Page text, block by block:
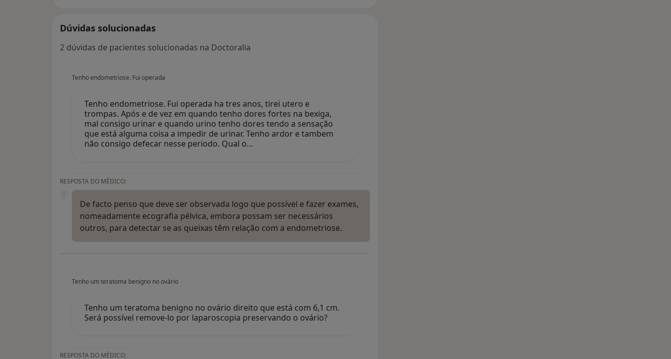
Dúvidas solucionadas
2 dúvidas de pacientes solucionadas na Doctoralia
Tenho endometriose. Fui operada
Tenho endometriose. Fui operada ha tres anos, tirei utero e
trompas. Após e de vez em quando tenho dores fortes na bexiga,
mal consigo urinar e quando urino tenho dores tendo a sensação
que está alguma coisa a impedir de urinar. Tenho ardor e tambem
não consigo defecar nesse periodo. Qual o…
RESPOSTA DO MÉDICO:
De facto penso que deve ser observada logo que possível e fazer exames,
nomeadamente ecografia pélvica, embora possam ser necessários
outros, para detectar se as queixas têm relação com a endometriose.
Tenho um teratoma benigno no ovário
Tenho um teratoma benigno no ovário direito que está com 6,1 cm.
Será possível remove-lo por laparoscopia preservando o ovário?
RESPOSTA DO MÉDICO: